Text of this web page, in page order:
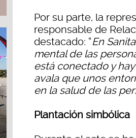
Por su parte, la
responsable de
destacado: “En
mental de las
está conectado y
avala que unos
en la salud de las
Plantación simbólica